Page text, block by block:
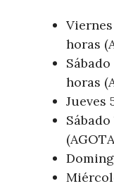
horas
horas
Jueves